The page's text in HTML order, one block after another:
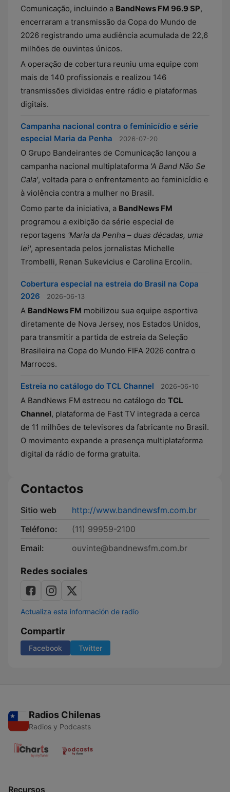
Comunicação, incluindo a BandNews FM 96.9 SP,
encerraram a transmissão da Copa do Mundo de
2026 registrando uma audiência acumulada de 22,6
milhões de ouvintes únicos.
A operação de cobertura reuniu uma equipe com
mais de 140 profissionais e realizou 146
transmissões divididas entre rádio e plataformas
digitais.
Campanha nacional contra o feminicídio e série
especial Maria da Penha
2026-07-20
O Grupo Bandeirantes de Comunicação lançou a
campanha nacional multiplataforma 'A Band Não Se
Cala', voltada para o enfrentamento ao feminicídio e
à violência contra a mulher no Brasil.
Como parte da iniciativa, a BandNews FM
programou a exibição da série especial de
reportagens 'Maria da Penha – duas décadas, uma
lei', apresentada pelos jornalistas Michelle
Trombelli, Renan Sukevicius e Carolina Ercolin.
Cobertura especial na estreia do Brasil na Copa
2026
2026-06-13
A BandNews FM mobilizou sua equipe esportiva
diretamente de Nova Jersey, nos Estados Unidos,
para transmitir a partida de estreia da Seleção
Brasileira na Copa do Mundo FIFA 2026 contra o
Marrocos.
Estreia no catálogo do TCL Channel 2026-06-10
A BandNews FM estreou no catálogo do TCL
Channel, plataforma de Fast TV integrada a cerca
de 11 milhões de televisores da fabricante no Brasil.
O movimento expande a presença multiplataforma
digital da rádio de forma gratuita.
Contactos
Sitio web
http://www.bandnewsfm.com.br
Teléfono:
(11) 99959-2100
Email:
ouvinte@bandnewsfm.com.br
Redes sociales
Actualiza esta información de radio
Compartir
Facebook Twitter
Radios Chilenas
Radios y Podcasts
Recursos